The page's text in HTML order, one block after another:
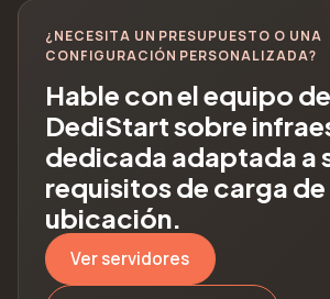
¿NECESITA UN PRESUPUESTO O UNA
CONFIGURACIÓN PERSONALIZADA?
Hable con el equipo de
DediStart sobre
dedicada adaptada a
requisitos de carga
ubicación.
Ver servidores